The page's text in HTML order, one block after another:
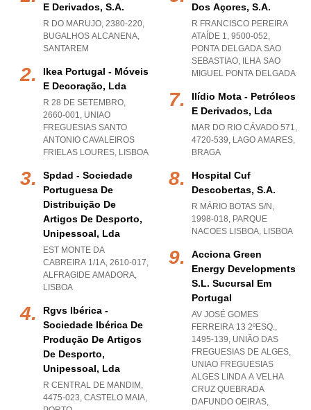
E Derivados, S.a.
R DO MARUJO, 2380-220,
BUGALHOS ALCANENA,
SANTAREM
Ikea Portugal - Móveis
E Decoração, Lda
R 28 DE SETEMBRO,
2660-001, UNIAO
FREGUESIAS SANTO
ANTONIO CAVALEIROS
FRIELAS LOURES, LISBOA
Spdad - Sociedade
Portuguesa De
Distribuição De
Artigos De Desporto,
Unipessoal, Lda
EST MONTE DA
CABREIRA 1/1A, 2610-017,
ALFRAGIDE AMADORA,
LISBOA
Rgvs Ibérica -
Sociedade Ibérica De
Produção De Artigos
De Desporto,
Unipessoal, Lda
R CENTRAL DE MANDIM,
4475-023, CASTELO MAIA,
Dos Açores, S.a.
R FRANCISCO PEREIRA
ATAÍDE 1, 9500-052,
PONTA DELGADA SAO
SEBASTIAO, ILHA SAO
MIGUEL PONTA DELGADA
Ilídio Mota - Petróleos
E Derivados, Lda
MAR DO RIO CÁVADO 571,
4720-539, LAGO AMARES,
BRAGA
Hospital Cuf
Descobertas, S.a.
R MÁRIO BOTAS S/N,
1998-018, PARQUE
NACOES LISBOA, LISBOA
Acciona Green
Energy Developments
S.l. Sucursal Em
Portugal
AV JOSÉ GOMES
FERREIRA 13 2ºESQ.,
1495-139, UNIÃO DAS
FREGUESIAS DE ALGES,
UNIAO FREGUESIAS
ALGES LINDA A VELHA
CRUZ QUEBRADA
DAFUNDO OEIRAS,